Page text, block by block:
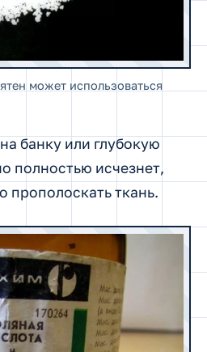
может использоваться
банку или глубокую
полностью исчезнет,
прополоскать ткань.